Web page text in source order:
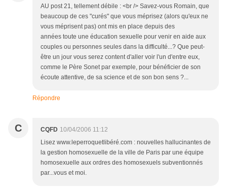
AU post 21, tellement débile : <br /> Savez-vous Romain, que
beaucoup de ces "curés" que vous méprisez (alors qu'eux ne
vous méprisent pas) ont mis en place depuis des
années toute une éducation sexuelle pour venir en aide aux
couples ou personnes seules dans la difficulté...? Que peut-
être un jour vous serez content d'aller voir l'un d'entre eux,
comme le Père Sonet par exemple, pour bénéficier de son
écoute attentive, de sa science et de son bon sens ?...
Répondre
C CQFD 10/04/2006 11:12
Lisez www.leperroquetlibéré.com : nouvelles hallucinantes de
la gestion homosexuelle de la ville de Paris par une équipe
homosexuelle aux ordres des homosexuels subventionnés
par...vous et moi.